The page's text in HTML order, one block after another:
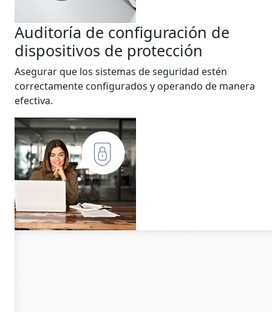
Auditoría de configuración de
dispositivos de protección
Asegurar que los sistemas de seguridad estén
correctamente configurados y operando de manera
efectiva.